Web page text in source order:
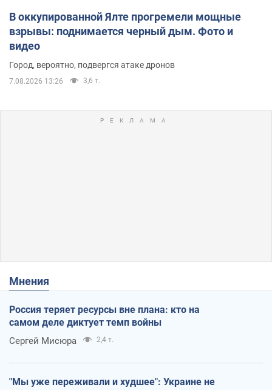
В оккупированной Ялте прогремели мощные
взрывы: поднимается черный дым. Фото и
видео
Город, вероятно, подвергся атаке дронов
7.08.2026 13:26 3,6 т.
Мнения
Россия теряет ресурсы вне плана: кто на
самом деле диктует темп войны
Сергей Мисюра 2,4 т.
"Мы уже переживали и худшее": Украине не